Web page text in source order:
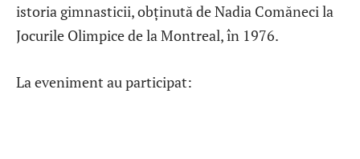
istoria gimnasticii, obținută de Nadia Comăneci la
Jocurile Olimpice de la Montreal, în 1976.
La eveniment au participat: